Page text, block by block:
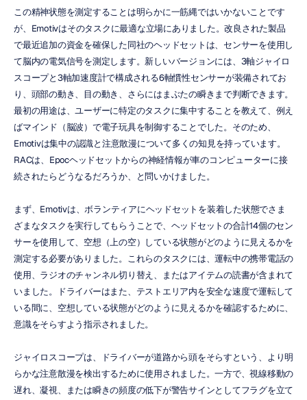
この精神状態を測定することは明らかに一筋縄ではいかないことです
が、Emotivはそのタスクに最適な立場にありました。改良された製品
で最近追加の資金を確保した同社のヘッドセットは、センサーを使用し
て脳内の電気信号を測定します。新しいバージョンには、3軸ジャイロ
スコープと3軸加速度計で構成される6軸慣性センサーが装備されてお
り、頭部の動き、目の動き、さらにはまぶたの瞬きまで判断できます。
最初の用途は、ユーザーに特定のタスクに集中することを教えて、例え
ばマインド（脳波）で電子玩具を制御することでした。そのため、
Emotivは集中の認識と注意散漫について多くの知見を持っています。
RACは、Epocヘッドセットからの神経情報が車のコンピューターに接
続されたらどうなるだろうか、と問いかけました。
まず、Emotivは、ボランティアにヘッドセットを装着した状態でさま
ざまなタスクを実行してもらうことで、ヘッドセットの合計14個のセン
サーを使用して、空想（上の空）している状態がどのように見えるかを
測定する必要がありました。これらのタスクには、運転中の携帯電話の
使用、ラジオのチャンネル切り替え、またはアイテムの読書が含まれて
いました。ドライバーはまた、テストエリア内を安全な速度で運転して
いる間に、空想している状態がどのように見えるかを確認するために、
意識をそらすよう指示されました。
ジャイロスコープは、ドライバーが道路から頭をそらすという、より明
らかな注意散漫を検出するために使用されました。一方で、視線移動の
遅れ、凝視、または瞬きの頻度の低下が警告サインとしてフラグを立て